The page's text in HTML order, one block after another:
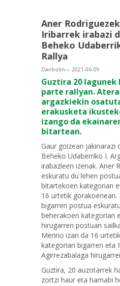
Aner
Iribarrek irabazi
Beheko
Rallya
Danbolin— 2021-06-09
Guztira 20
parte rallyan.
argazkiekin
erakusketa
izango da
bitartean.
Gaur goizean jakinarazi
Beheko Udaberriko I.
irabazleen izenak. Aner
eskuratu du lehen
bitartekoen kategorian
16 urtetik gorakoenean.
bigarren postua
beherakoen kategorian
hirugarren postuan
Merino izan da 16
kategorian bigarren eta
Agirrezabalaga
Guztira, 20 auzotarrek
zortzi haur eta hamabi